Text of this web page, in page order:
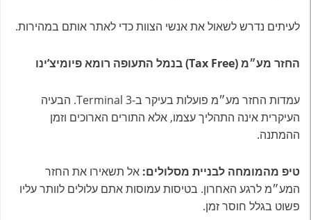
לעיתים נדרש לשאול את אנשי הצוות כדי לאתר אותם במהירות.
החזר מע״מ (Tax Free) בנמל התעופה רומא פיומיצ’ינו
עמדות החזר מע״מ פועלות בעיקר ב-Terminal 3. הבעיה
העיקרית אינה התהליך עצמו, אלא התורים הארוכים וזמן
ההמתנה.
טיפ מהמומחה לבניית מסלולים: אל תשאירו את החזר
המע״מ לרגע האחרון. בטיסות עמוסות אתם עלולים לוותר עליו
פשוט בגלל חוסר זמן.